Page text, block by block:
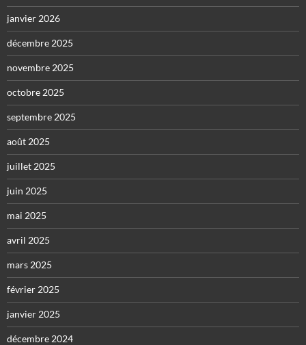
janvier 2026
décembre 2025
novembre 2025
octobre 2025
septembre 2025
août 2025
juillet 2025
juin 2025
mai 2025
avril 2025
mars 2025
février 2025
janvier 2025
décembre 2024